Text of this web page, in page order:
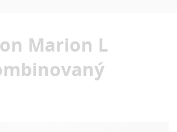
Marion L